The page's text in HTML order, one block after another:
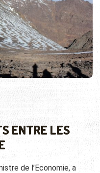
ENTRE LES
de l’Economie, a